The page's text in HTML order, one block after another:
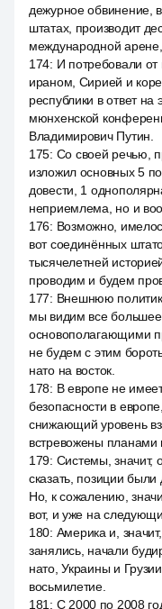
дежурное обвинение,
штатах, производит
международной
174: И потребовали от
ираном, Сирией и
республики в ответ
мюнхенской
Владимирович Путин.
175: Со своей речью,
изложил основных 5
довести, 1
неприемлема, но и
176: Возможно,
вот соединённых
тысячелетней
проводим и будем
177: Внешнюю
мы видим все
основополагающими
не будем с этим
нато на восток.
178: В европе не
безопасности в
снижающий уровень
встревожены планами
179: Системы, значит,
сказать, позиции были
Но, к сожалению,
вот, и уже на
180: Америка и,
занялись, начали
нато, Украины и
восьмилетие.
181 : С 2000 по 2008